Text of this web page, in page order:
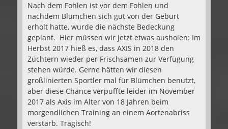
Nach dem Fohlen ist vor dem Fohlen und
nachdem Blümchen sich gut von der Geburt
erholt hatte, wurde die nächste Bedeckung
geplant. Hier müssen wir jetzt etwas ausholen: Im
Herbst 2017 hieß es, dass AXIS in 2018 den
Züchtern wieder per Frischsamen zur Verfügung
stehen würde. Gerne hätten wir diesen
großlinierten Sportler mal für Blümchen benutzt,
aber diese Chance verpuffte leider im November
2017 als Axis im Alter von 18 Jahren beim
morgendlichen Training an einem Aortenabriss
verstarb. Tragisch!